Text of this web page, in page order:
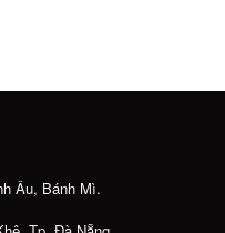
Âu, Bánh Mì.